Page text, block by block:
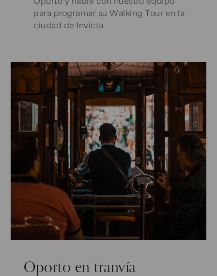
para programar suWalking Tour en la
ciudad de Invicta
Oporto en tranvía